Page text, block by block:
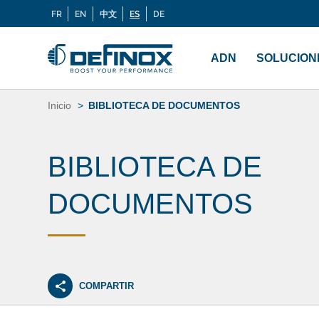
Langues
FR EN 中文 ES DE
Saltar
al
contenido
principal
ADN
Buscar:
Inicio BIBLIOTECA DE DOCUMENTOS
BIBLIOTECA DE
DOCUMENTOS
COMPARTIR